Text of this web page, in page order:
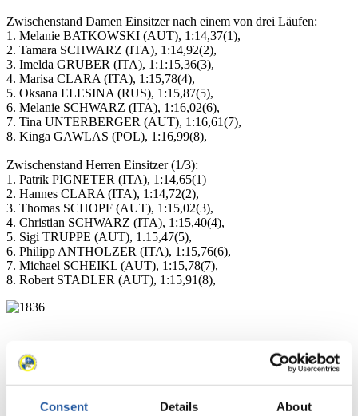
Consent Details About
Zwischenstand Damen Einsitzer nach einem von drei Läufen:
1. Melanie BATKOWSKI (AUT), 1:14,37(1),
2. Tamara SCHWARZ (ITA), 1:14,92(2),
3. Imelda GRUBER (ITA), 1:1:15,36(3),
4. Marisa CLARA (ITA), 1:15,78(4),
5. Oksana ELESINA (RUS), 1:15,87(5),
6. Melanie SCHWARZ (ITA), 1:16,02(6),
7. Tina UNTERBERGER (AUT), 1:16,61(7),
8. Kinga GAWLAS (POL), 1:16,99(8),
Zwischenstand Herren Einsitzer (1/3):
1. Patrik PIGNETER (ITA), 1:14,65(1)
2. Hannes CLARA (ITA), 1:14,72(2),
3. Thomas SCHOPF (AUT), 1:15,02(3),
4. Christian SCHWARZ (ITA), 1:15,40(4),
5. Sigi TRUPPE (AUT), 1.15,47(5),
6. Philipp ANTHOLZER (ITA), 1:15,76(6),
7. Michael SCHEIKL (AUT), 1:15,78(7),
8. Robert STADLER (AUT), 1:15,91(8),